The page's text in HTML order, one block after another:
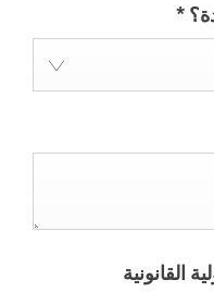
*
القانونية